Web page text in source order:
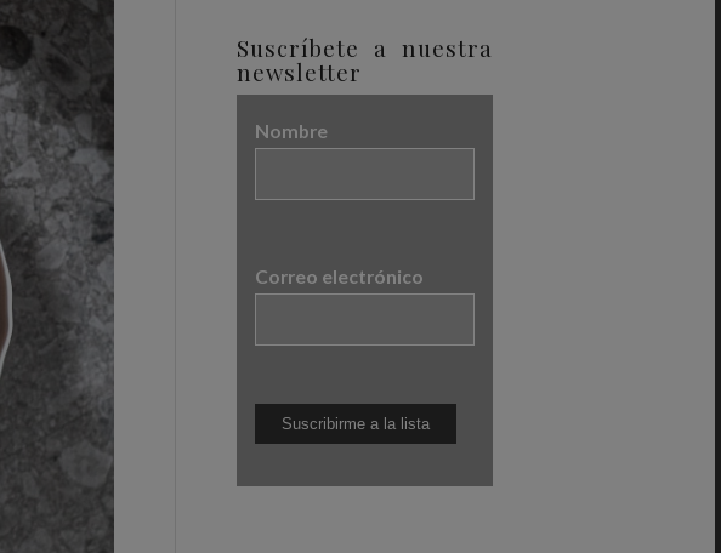
Suscríbete a nuestra
newsletter
Nombre
Correo electrónico